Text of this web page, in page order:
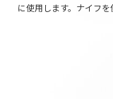
に使用します。ナイフ